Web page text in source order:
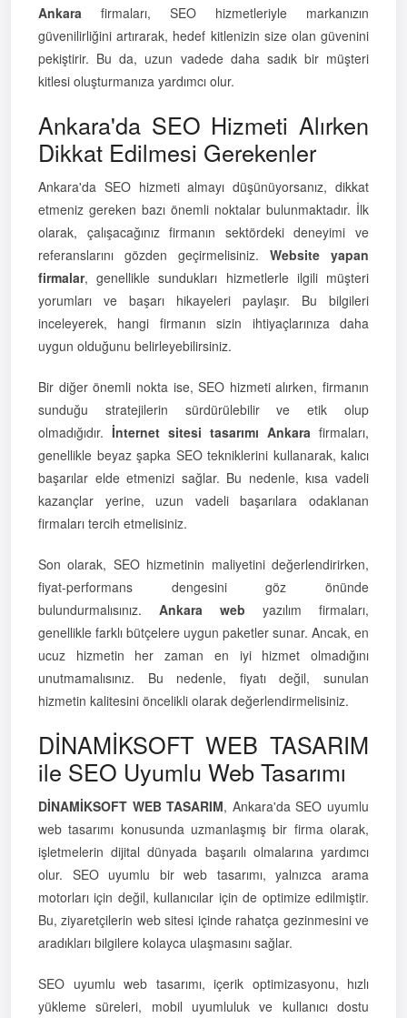
Ankara firmaları, SEO hizmetleriyle markanızın
güvenilirliğini artırarak, hedef kitlenizin size olan güvenini
pekiştirir. Bu da, uzun vadede daha sadık bir müşteri
kitlesi oluşturmanıza yardımcı olur.
Ankara'da SEO Hizmeti Alırken
Dikkat Edilmesi Gerekenler
Ankara'da SEO hizmeti almayı düşünüyorsanız, dikkat
etmeniz gereken bazı önemli noktalar bulunmaktadır. İlk
olarak, çalışacağınız firmanın sektördeki deneyimi ve
referanslarını gözden geçirmelisiniz. Website yapan
firmalar, genellikle sundukları hizmetlerle ilgili müşteri
yorumları ve başarı hikayeleri paylaşır. Bu bilgileri
inceleyerek, hangi firmanın sizin ihtiyaçlarınıza daha
uygun olduğunu belirleyebilirsiniz.
Bir diğer önemli nokta ise, SEO hizmeti alırken, firmanın
sunduğu stratejilerin sürdürülebilir ve etik olup
olmadığıdır. İnternet sitesi tasarımı Ankara firmaları,
genellikle beyaz şapka SEO tekniklerini kullanarak, kalıcı
başarılar elde etmenizi sağlar. Bu nedenle, kısa vadeli
kazançlar yerine, uzun vadeli başarılara odaklanan
firmaları tercih etmelisiniz.
Son olarak, SEO hizmetinin maliyetini değerlendirirken,
fiyat-performans dengesini göz önünde
bulundurmalısınız. Ankara web yazılım firmaları,
genellikle farklı bütçelere uygun paketler sunar. Ancak, en
ucuz hizmetin her zaman en iyi hizmet olmadığını
unutmamalısınız. Bu nedenle, fiyatı değil, sunulan
hizmetin kalitesini öncelikli olarak değerlendirmelisiniz.
DİNAMİKSOFT WEB TASARIM
ile SEO Uyumlu Web Tasarımı
DİNAMİKSOFT WEB TASARIM, Ankara'da SEO uyumlu
web tasarımı konusunda uzmanlaşmış bir firma olarak,
işletmelerin dijital dünyada başarılı olmalarına yardımcı
olur. SEO uyumlu bir web tasarımı, yalnızca arama
motorları için değil, kullanıcılar için de optimize edilmiştir.
Bu, ziyaretçilerin web sitesi içinde rahatça gezinmesini ve
aradıkları bilgilere kolayca ulaşmasını sağlar.
SEO uyumlu web tasarımı, içerik optimizasyonu, hızlı
yükleme süreleri, mobil uyumluluk ve kullanıcı dostu